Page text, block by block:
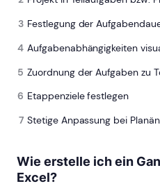
Festlegung der
Aufgabenabhängigkeiten
Zuordnung der Aufgaben zu
Etappenziele festlegen
Stetige Anpassung bei
Wie erstelle ich ein
Excel?